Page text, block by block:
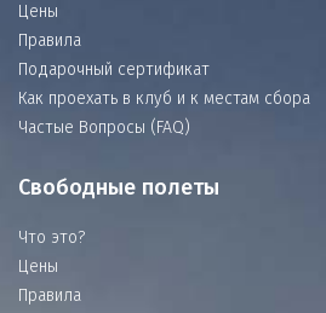
Цены
Правила
Подарочный сертификат
Как проехать в клуб и к местам сбора
Частые Вопросы (FAQ)
Свободные полеты
Что это?
Цены
Правила